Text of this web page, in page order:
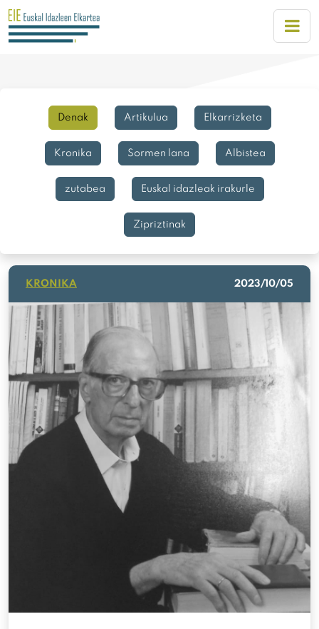
Denak Artikulua Elkarrizketa
Kronika Sormen lana Albistea
zutabea Euskal idazleak irakurle
Zipriztinak
KRONIKA 2023/10/05